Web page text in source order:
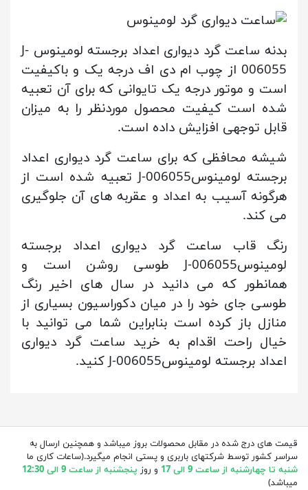
بدنه ساعت گرد دیواری اعداد برجسته لومینوس J-
006055 از چوب ام دی اف درجه یک و باکیفیت
است و موتور درجه یک تایوانی که برای آن تعبیه
شده است کیفیت محصول موردنظر را به میزان
قابل توجهی افزایش داده است.
شیشه محافظی که برای ساعت گرد دیواری اعداد
برجسته لومینوسJ-006055 تعبیه شده است از
هرگونه آسیب به اعداد و عقربه های آن جلوگیری
می کند.
رنگ قاب ساعت گرد دیواری اعداد برجسته
لومینوسJ-006055 طوسی روشن است و
همانطور که می دانید در سال های اخیر رنگ
طوسی جای خود را در میان دکوراسیون بسیاری از
منازل باز کرده است بنابراین شما می توانید با
خیال راحت اقدام به خرید ساعت گرد دیواری
اعداد برجسته لومینوسJ-006055 کنید.
قیمت های درج شده در مقابل محصولات بروز میباشد و همچنین ارسال به
سراسر کشور توسط شرکتهای باربری و پستی انجام میگیرد.(ساعات کاری ما
شنبه تا چهارشنبه از ساعت 9 الی 17
و روز پنجشنبه از ساعت 9 الی 12:30
میباشد)